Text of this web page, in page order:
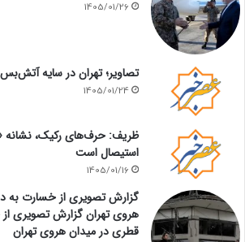
1405/01/26
تصاویر؛ تهران در سایه
1405/01/24
ظریف: حرف‌های رکیک، نشانه
استیصال است
1405/01/16
گزارش تصویری از خسارت به
هروی تهران گزارش تصویری
قطری در میدان هروی تهران